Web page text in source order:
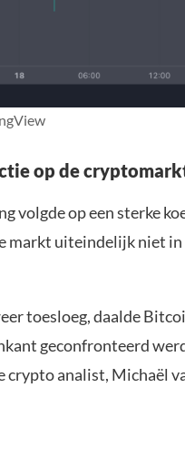
op de
volgde op een sterke
markt uiteindelijk niet
toesloeg, daalde
geconfronteerd
crypto analist, Michaël